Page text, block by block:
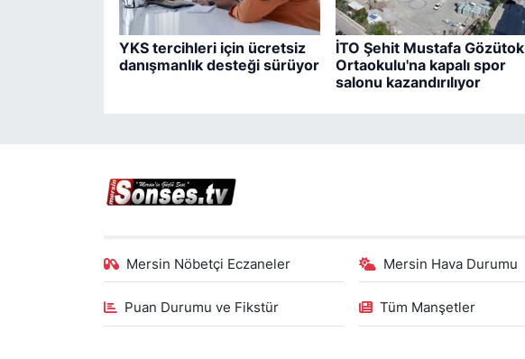
YKS tercihleri için ücretsiz
danışmanlık desteği sürüyor
İTO Şehit Mustafa Gözütok
Ortaokulu'na kapalı spor
salonu kazandırılıyor
Mersin Nöbetçi Eczaneler Mersin Hava Durumu
Puan Durumu ve Fikstür Tüm Manşetler